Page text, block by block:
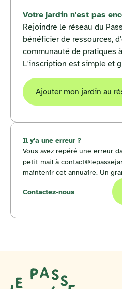
Votre jardin n'est pas
Rejoindre le réseau du
bénéficier de ressources,
communauté de pratiques
L'inscription est simple et
Ajouter mon jardin au
Il y'a une erreur ?
Vous avez repéré une erreur
petit mail à
maintenir cet annuaire. Un
Contactez-nous